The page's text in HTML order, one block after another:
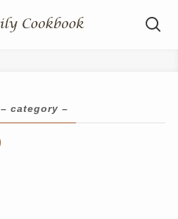
– category –